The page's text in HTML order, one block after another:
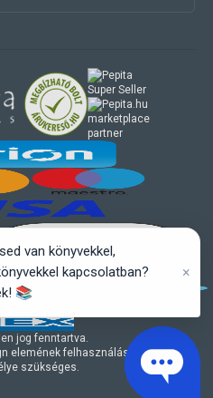
jog fenntartva.
elemének felhasználásához a Libra
szükséges.
marketplace
partner
van könyvekkel,
kapcsolatban?
📚
×